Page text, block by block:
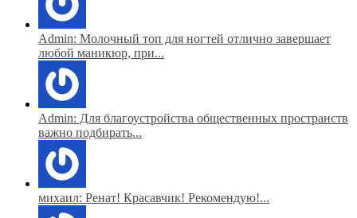
Admin: Молочный топ для ногтей отлично завершает
любой маникюр, при...
Admin: Для благоустройства общественных пространств
важно подбирать...
михаил: Ренат! Красавчик! Рекомендую!...